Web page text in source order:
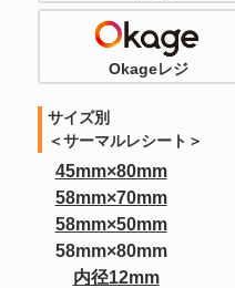
Okageレジ
サイズ別
＜サーマルレシート＞
45mm×80mm
58mm×70mm
58mm×50mm
58mm×80mm
内径12mm